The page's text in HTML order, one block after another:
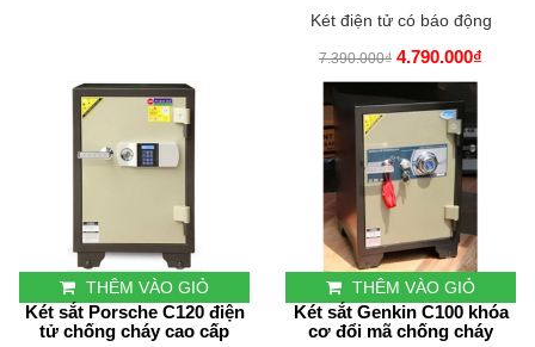
Két điện tử có báo động
7.390.000₫ 4.790.000₫
THÊM VÀO GIỎ
Két sắt Porsche C120 điện
tử chống cháy cao cấp
THÊM VÀO GIỎ
Két sắt Genkin C100 khóa
cơ đổi mã chống cháy